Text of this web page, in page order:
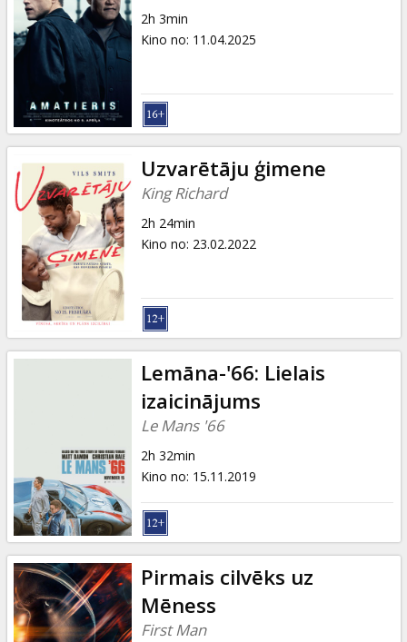
2h 3min
Kino no: 11.04.2025
Uzvarētāju ģimene
King Richard
2h 24min
Kino no: 23.02.2022
Lemāna-'66: Lielais
izaicinājums
Le Mans '66
2h 32min
Kino no: 15.11.2019
Pirmais cilvēks uz
Mēness
First Man